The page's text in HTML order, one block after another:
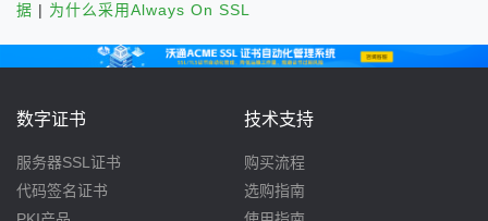
据 | 为什么采用Always On SSL
数字证书
服务器SSL证书
代码签名证书
技术支持
购买流程
选购指南